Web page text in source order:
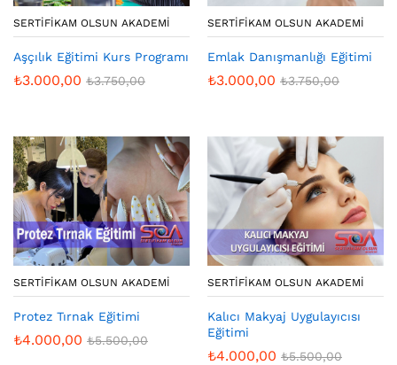
SERTIFIKAM OLSUN AKADEMI
Aşçılık Eğitimi Kurs Programı
₺3.000,00 ₺3.750,00
SERTIFIKAM OLSUN AKADEMI
Emlak Danışmanlığı Eğitimi
₺3.000,00 ₺3.750,00
SERTIFIKAM OLSUN AKADEMI
Protez Tırnak Eğitimi
₺4.000,00 ₺5.500,00
SERTIFIKAM OLSUN AKADEMI
Kalıcı Makyaj Uygulayıcısı
Eğitimi
₺4.000,00 ₺5.500,00